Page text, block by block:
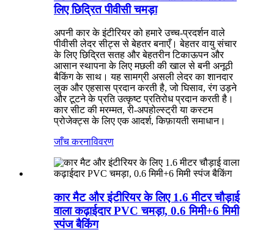
लिए छिद्रित पीवीसी चमड़ा
अपनी कार के इंटीरियर को हमारे उच्च-प्रदर्शन वाले
पीवीसी लेदर सीट्स से बेहतर बनाएँ। बेहतर वायु संचार
के लिए छिद्रित सतह और बेहतरीन टिकाऊपन और
आसान स्थापना के लिए मछली की खाल से बनी अनूठी
बैकिंग के साथ। यह सामग्री असली लेदर का शानदार
लुक और एहसास प्रदान करती है, जो घिसाव, रंग उड़ने
और टूटने के प्रति उत्कृष्ट प्रतिरोध प्रदान करती है।
कार सीट की मरम्मत, री-अपहोल्स्ट्री या कस्टम
प्रोजेक्ट्स के लिए एक आदर्श, किफ़ायती समाधान।
जाँच करनाविवरण
कार मैट और इंटीरियर के लिए 1.6 मीटर चौड़ाई
वाला कढ़ाईदार PVC चमड़ा, 0.6 मिमी+6 मिमी
स्पंज बैकिंग